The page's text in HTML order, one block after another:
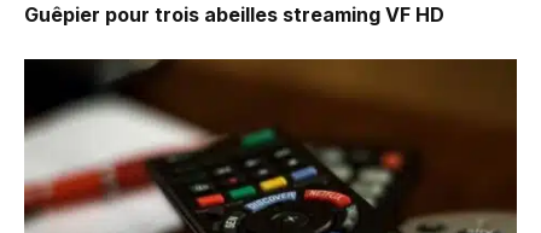
Guêpier pour trois abeilles streaming VF HD